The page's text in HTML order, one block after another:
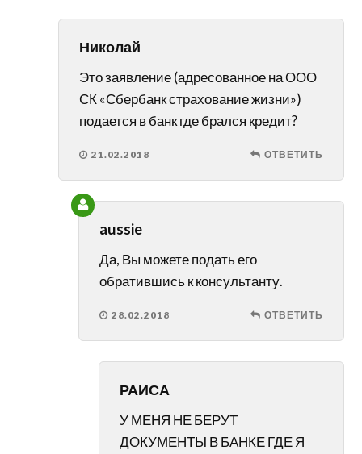
Николай
Это заявление (адресованное на ООО
СК «Сбербанк страхование жизни»)
подается в банк где брался кредит?
21.02.2018 ОТВЕТИТЬ
aussie
Да, Вы можете подать его
обратившись к консультанту.
28.02.2018 ОТВЕТИТЬ
РАИСА
У МЕНЯ НЕ БЕРУТ
ДОКУМЕНТЫ В БАНКЕ ГДЕ Я